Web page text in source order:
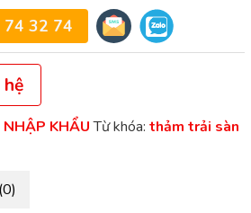
74 32 74
KHẨU Từ khóa: thảm trải sàn